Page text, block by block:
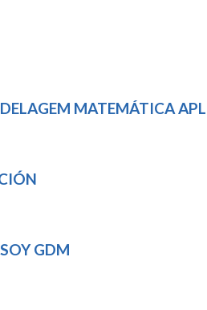
MATEMÁTICA
GDM